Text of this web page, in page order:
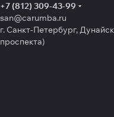
+7 (812) 309-43-99
san@carumba.ru
г. Санкт-Петербург,
проспекта)